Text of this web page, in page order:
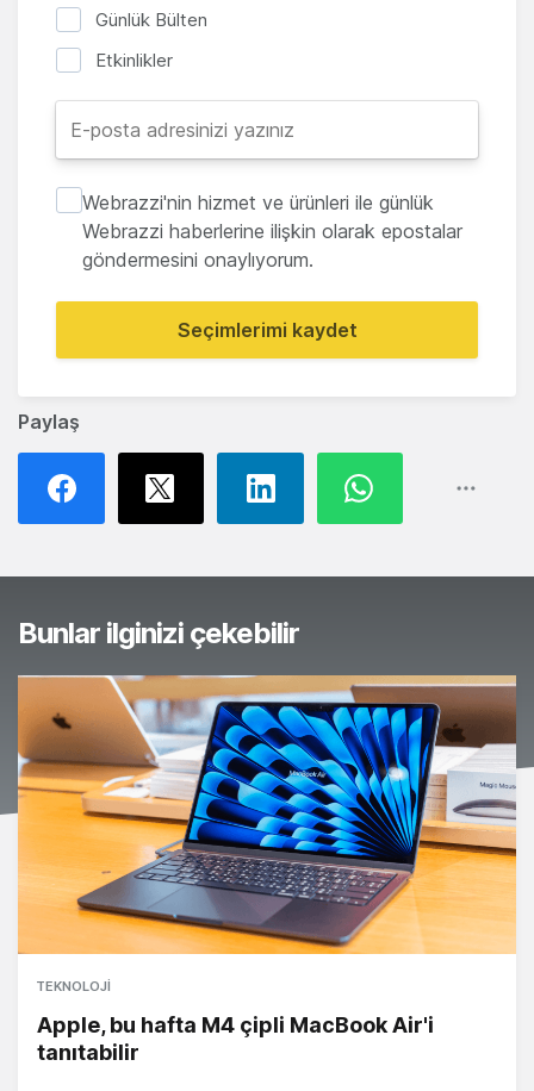
Paylaş
Günlük Bülten
Etkinlikler
Webrazzi'nin hizmet ve ürünleri ile günlük
Webrazzi haberlerine ilişkin olarak epostalar
göndermesini onaylıyorum.
Seçimlerimi kaydet
Bunlar ilginizi çekebilir
TEKNOLOJI
Apple, bu hafta M4 çipli MacBook Air'i
tanıtabilir